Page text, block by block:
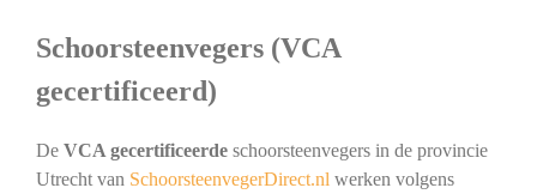
Schoorsteenvegers (VCA
gecertificeerd)
De VCA gecertificeerdeschoorsteenvegers in de provincie
Utrecht van SchoorsteenvegerDirect.nl werken volgens